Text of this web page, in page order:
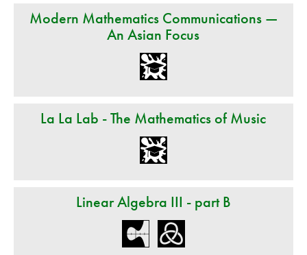
Modern Mathematics Communications —
An Asian Focus
La La Lab - The Mathematics of Music
Linear Algebra III - part B